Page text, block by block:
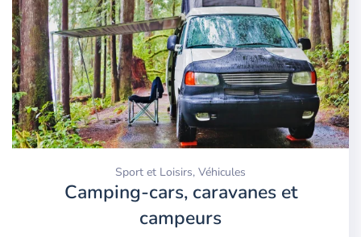
Sport et Loisirs, Véhicules
Camping-cars, caravanes et
campeurs